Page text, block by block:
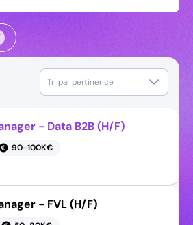
Tri par pertinence
- Data B2B (H/F)
90-100K€
- FVL (H/F)